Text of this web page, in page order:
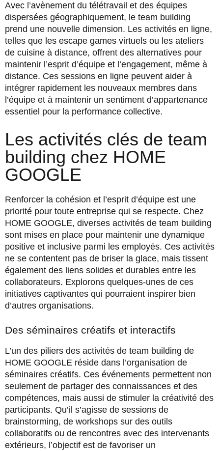
Avec l’avènement du télétravail et des équipes
dispersées géographiquement, le team building
prend une nouvelle dimension. Les activités en ligne,
telles que les escape games virtuels ou les ateliers
de cuisine à distance, offrent des alternatives pour
maintenir l’esprit d’équipe et l’engagement, même à
distance. Ces sessions en ligne peuvent aider à
intégrer rapidement les nouveaux membres dans
l’équipe et à maintenir un sentiment d’appartenance
essentiel pour la performance collective.
Les activités clés de team
building chez HOME
GOOGLE
Renforcer la cohésion et l’esprit d’équipe est une
priorité pour toute entreprise qui se respecte. Chez
HOME GOOGLE, diverses activités de team building
sont mises en place pour maintenir une dynamique
positive et inclusive parmi les employés. Ces activités
ne se contentent pas de briser la glace, mais tissent
également des liens solides et durables entre les
collaborateurs. Explorons quelques-unes de ces
initiatives captivantes qui pourraient inspirer bien
d’autres organisations.
Des séminaires créatifs et interactifs
L’un des piliers des activités de team building de
HOME GOOGLE réside dans l’organisation de
séminaires créatifs. Ces événements permettent non
seulement de partager des connaissances et des
compétences, mais aussi de stimuler la créativité des
participants. Qu’il s’agisse de sessions de
brainstorming, de workshops sur des outils
collaboratifs ou de rencontres avec des intervenants
extérieurs, l’objectif est de favoriser un